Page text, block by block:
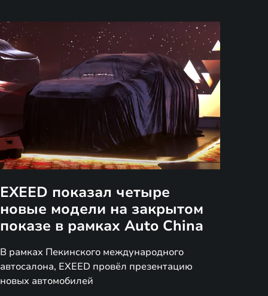
EXEED показал четыре
новые модели на закрытом
показе в рамках Auto China
В рамках Пекинского международного
автосалона, EXEED провёл презентацию
новых автомобилей